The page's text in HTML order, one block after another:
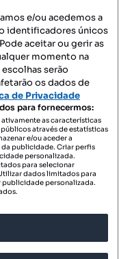
e/ou acedemos a
identificadores únicos
aceitar ou gerir as
momento na
serão
os dados de
de Privacidade
para fornecermos:
as características
através de estatísticas
e/ou aceder a
publicidade. Criar perfis
personalizada.
para selecionar
dados limitados para
personalizada.